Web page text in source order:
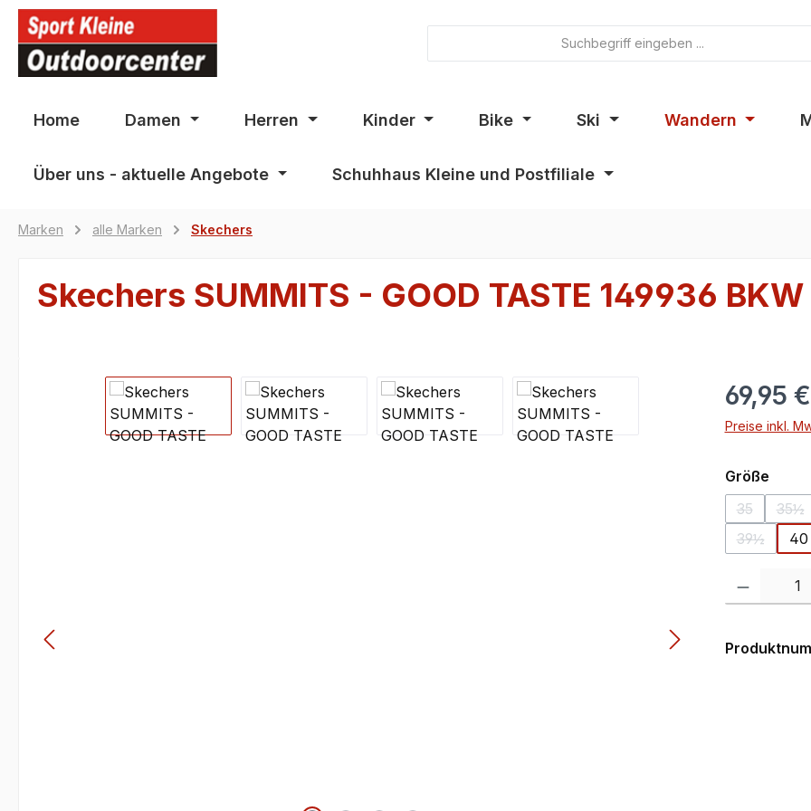
Zur Hauptnavigation springen
Home Damen Herren Kinder Bike Ski Wandern
Über uns - aktuelle Angebote Schuhhaus Kleine und Postfiliale
Marken alle Marken Skechers
Skechers SUMMITS - GOOD TASTE 149936 BKW
Bildergalerie überspringen 69,95 €
Preise inkl.
Größe
35
(Diese
35½
39½
(Diese
40